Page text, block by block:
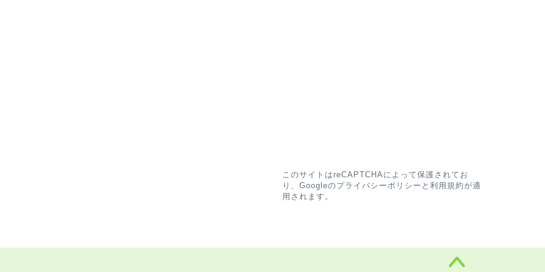
このサイトはreCAPTCHAによって保護されてお
り、Googleのプライバシーポリシー と 利用規約 が適
用されます。